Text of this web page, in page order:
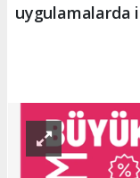
uygulamalarda